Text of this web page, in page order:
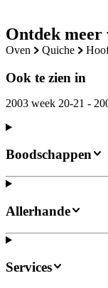
Ontdek meer
oven quiche
Ook te zien in
2003 week 20-21 -
Boodschappen
Allerhande
Services